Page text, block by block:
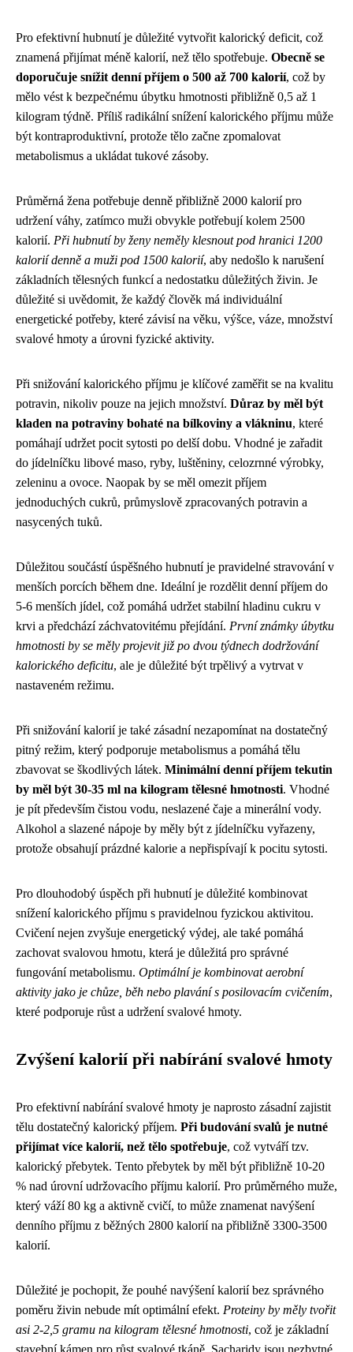
Pro efektivní hubnutí je důležité vytvořit kalorický deficit, což
znamená přijímat méně kalorií, než tělo spotřebuje. Obecně se
doporučuje snížit denní příjem o 500 až 700 kalorií, což by
mělo vést k bezpečnému úbytku hmotnosti přibližně 0,5 až 1
kilogram týdně. Příliš radikální snížení kalorického příjmu může
být kontraproduktivní, protože tělo začne zpomalovat
metabolismus a ukládat tukové zásoby.
Průměrná žena potřebuje denně přibližně 2000 kalorií pro
udržení váhy, zatímco muži obvykle potřebují kolem 2500
kalorií. Při hubnutí by ženy neměly klesnout pod hranici 1200
kalorií denně a muži pod 1500 kalorií, aby nedošlo k narušení
základních tělesných funkcí a nedostatku důležitých živin. Je
důležité si uvědomit, že každý člověk má individuální
energetické potřeby, které závisí na věku, výšce, váze, množství
svalové hmoty a úrovni fyzické aktivity.
Při snižování kalorického příjmu je klíčové zaměřit se na kvalitu
potravin, nikoliv pouze na jejich množství. Důraz by měl být
kladen na potraviny bohaté na bílkoviny a vlákninu, které
pomáhají udržet pocit sytosti po delší dobu. Vhodné je zařadit
do jídelníčku libové maso, ryby, luštěniny, celozrnné výrobky,
zeleninu a ovoce. Naopak by se měl omezit příjem
jednoduchých cukrů, průmyslově zpracovaných potravin a
nasycených tuků.
Důležitou součástí úspěšného hubnutí je pravidelné stravování v
menších porcích během dne. Ideální je rozdělit denní příjem do
5-6 menších jídel, což pomáhá udržet stabilní hladinu cukru v
krvi a předchází záchvatovitému přejídání. První známky úbytku
hmotnosti by se měly projevit již po dvou týdnech dodržování
kalorického deficitu, ale je důležité být trpělivý a vytrvat v
nastaveném režimu.
Při snižování kalorií je také zásadní nezapomínat na dostatečný
pitný režim, který podporuje metabolismus a pomáhá tělu
zbavovat se škodlivých látek. Minimální denní příjem tekutin
by měl být 30-35 ml na kilogram tělesné hmotnosti. Vhodné
je pít především čistou vodu, neslazené čaje a minerální vody.
Alkohol a slazené nápoje by měly být z jídelníčku vyřazeny,
protože obsahují prázdné kalorie a nepřispívají k pocitu sytosti.
Pro dlouhodobý úspěch při hubnutí je důležité kombinovat
snížení kalorického příjmu s pravidelnou fyzickou aktivitou.
Cvičení nejen zvyšuje energetický výdej, ale také pomáhá
zachovat svalovou hmotu, která je důležitá pro správné
fungování metabolismu. Optimální je kombinovat aerobní
aktivity jako je chůze, běh nebo plavání s posilovacím cvičením,
které podporuje růst a udržení svalové hmoty.
Zvýšení kalorií při nabírání svalové hmoty
Pro efektivní nabírání svalové hmoty je naprosto zásadní zajistit
tělu dostatečný kalorický příjem. Při budování svalů je nutné
přijímat více kalorií, než tělo spotřebuje, což vytváří tzv.
kalorický přebytek. Tento přebytek by měl být přibližně 10-20
% nad úrovní udržovacího příjmu kalorií. Pro průměrného muže,
který váží 80 kg a aktivně cvičí, to může znamenat navýšení
denního příjmu z běžných 2800 kalorií na přibližně 3300-3500
kalorií.
Důležité je pochopit, že pouhé navýšení kalorií bez správného
poměru živin nebude mít optimální efekt. Proteiny by měly tvořit
asi 2-2,5 gramu na kilogram tělesné hmotnosti, což je základní
stavební kámen pro růst svalové tkáně. Sacharidy jsou nezbytné